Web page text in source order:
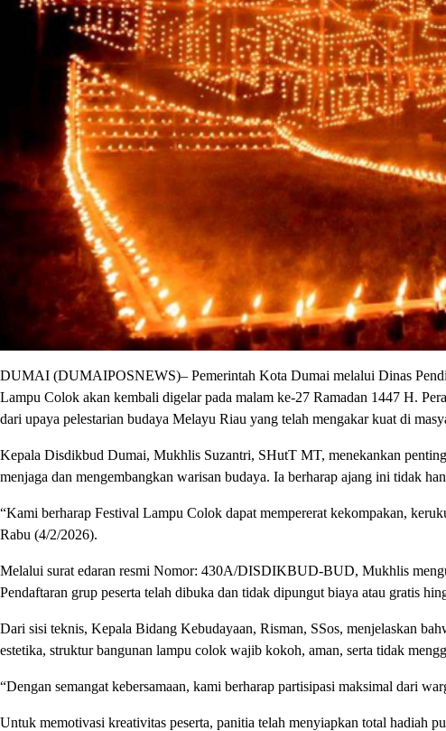
DUMAI (DUMAIPOSNEWS)– Pemerintah Kota Dumai melalui Dinas
Lampu Colok akan kembali digelar pada malam ke-27 Ramadan 1447 H.
dari upaya pelestarian budaya Melayu Riau yang telah mengakar kuat di
Kepala Disdikbud Dumai, Mukhlis Suzantri, SHutT MT, menekankan
menjaga dan mengembangkan warisan budaya. Ia berharap ajang ini tidak
“Kami berharap Festival Lampu Colok dapat mempererat kekompakan,
Rabu (4/2/2026).
Melalui surat edaran resmi Nomor: 430A/DISDIKBUD-BUD, Mukhlis
Pendaftaran grup peserta telah dibuka dan tidak dipungut biaya atau gratis
Dari sisi teknis, Kepala Bidang Kebudayaan, Risman, SSos, menjelaskan
estetika, struktur bangunan lampu colok wajib kokoh, aman, serta tidak
“Dengan semangat kebersamaan, kami berharap partisipasi maksimal dari
Untuk memotivasi kreativitas peserta, panitia telah menyiapkan total hadiah